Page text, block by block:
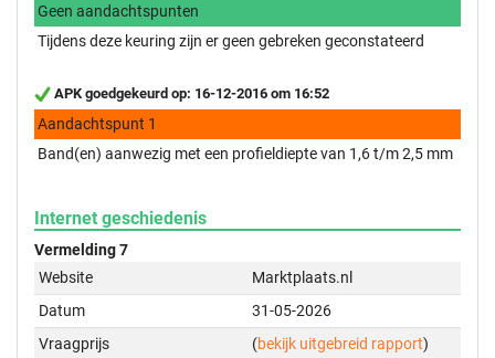
Geen aandachtspunten
Tijdens deze keuring zijn er geen gebreken geconstateerd
APK goedgekeurd op: 16-12-2016 om 16:52
Aandachtspunt 1
Band(en) aanwezig met een profieldiepte van 1,6 t/m 2,5 mm
Internet geschiedenis
Vermelding 7
Website
Marktplaats.nl
Datum
31-05-2026
Vraagprijs
(bekijk uitgebreid rapport)